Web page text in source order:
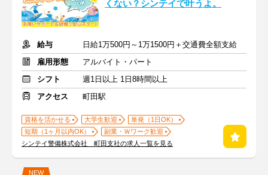
くない？シンテイで叶うよ。
給与
日給1万500円～1万1500円＋交通費全額支給
雇用形態
アルバイト・パート
シフト
週1日以上 1日8時間以上
アクセス
町田駅
資格を活かせる 大学生歓迎
単発（1日OK）
短期（1ヶ月以内OK）
副業・Ｗワーク歓迎
シンテイ警備株式会社 町田支社の求人一覧を見る
NEW